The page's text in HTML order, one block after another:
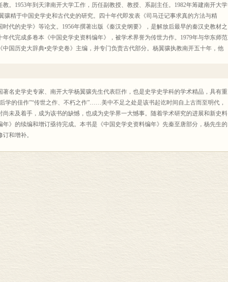
。1953年到天津南开大学工作，历任副教授、教授、系副主任。1982年筹建南开大学
骧精于中国史学史和古代史的研究。四十年代即发表《司马迁记事求真的方法与精
代的史学》等论文。1956年撰著出版《秦汉史纲要》，是解放后最早的秦汉史教材之
代完成多卷本《中国史学史资料编年》，被学术界誉为传世力作。1979年与华东师范
中国历史大辞典•史学史卷》主编，并专门负责古代部分。杨翼骧执教南开五十年，他
著称。
著名史学史专家、南开大学杨翼骧先生代表巨作，也是史学史学科的学术精品，具有重
学的佳作”“传世之作、不朽之作”……美中不足之处是该书起讫时间自上古而至明代，
尚未及着手，成为该书的缺憾，也成为史学界一大憾事。随着学术研究的进展和新史料
》的续编和增订亟待完成。本书是《中国史学史资料编年》先秦至唐部分，杨先生的
和增补。